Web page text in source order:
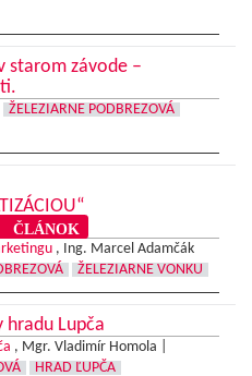
starom závode –
ŽELEZIARNE PODBREZOVÁ
, Ing. Marcel Adamčák
ŽELEZIARNE VONKU
Lupča
, Mgr. Vladimír Homola |
HRAD ĽUPČA